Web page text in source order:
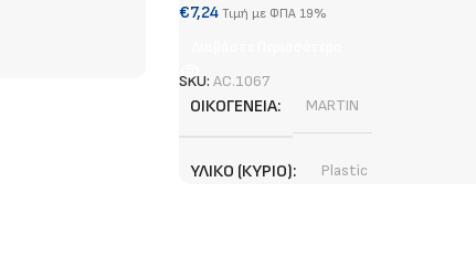
€7,24 Τιμή με ΦΠΑ 19%
SKU: AC.1067
ΟΙΚΟΓΈΝΕΙΑ MARTIN
ΥΛΙΚΌ (ΚΎΡΙΟ) Plastic